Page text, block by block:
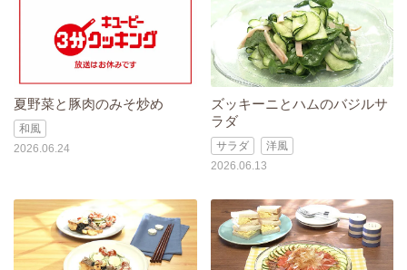
夏野菜と豚肉のみそ炒め
和風
2026.06.24
ズッキーニとハムのバジルサ
ラダ
サラダ
洋風
2026.06.13